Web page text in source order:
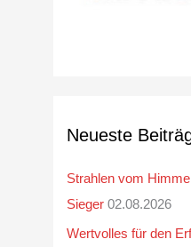
Neueste
Strahlen vom
Sieger 02.08.2026
Wertvolles für den